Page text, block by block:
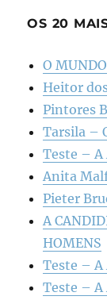
OS 20
O
Heitor
Pintores
Tarsila –
Teste – A
Anita
Pieter
A
HOMENS
Teste – A
Teste – A